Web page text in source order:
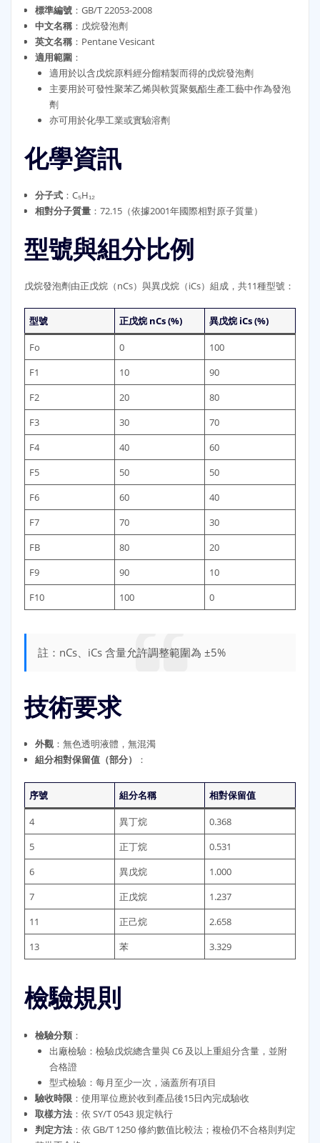
標準編號：GB/T 22053-2008
中文名稱：戊烷發泡劑
英文名稱：Pentane Vesicant
適用範圍：
適用於以含戊烷原料經分餾精製而得的戊烷發泡劑
主要用於可發性聚苯乙烯與軟質聚氨酯生產工藝中作為發泡
劑
亦可用於化學工業或實驗溶劑
化學資訊
分子式：C₅H₁₂
相對分子質量：72.15（依據2001年國際相對原子質量）
型號與組分比例
戊烷發泡劑由正戊烷（nCs）與異戊烷（iCs）組成，共11種型號：
型號 正戊烷 nCs (%) 異戊烷 iCs (%)
Fo 0
100
F1
10
90
F2
20
80
F3
30
70
F4
40
60
F5
50
50
F6
60
40
F7
70
30
FB
80
20
F9
90
10
F10
100 0
註：nCs、iCs 含量允許調整範圍為 ±5%
技術要求
外觀：無色透明液體，無混濁
組分相對保留值（部分）
：
序號 組分名稱 相對保留值
4 異丁烷
0.368
5
正丁烷
0.531
6
異戊烷
1.000
7
正戊烷
1.237
11
正己烷
2.658
13
苯 3.329
檢驗規則
檢驗分類：
出廠檢驗：檢驗戊烷總含量與 C6 及以上重組分含量，並附
合格證
型式檢驗：每月至少一次，涵蓋所有項目
驗收時限 ：使用單位應於收到產品後15日內完成驗收
取樣方法：依 SY/T 0543 規定執行
判定方法：依 GB/T 1250 修約數值比較法；複檢仍不合格則判定